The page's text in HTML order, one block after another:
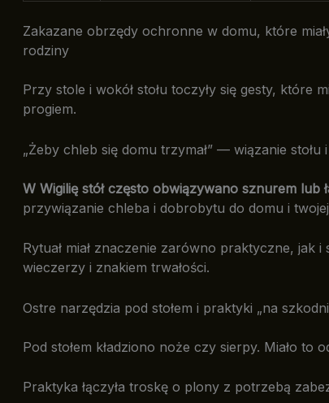
Zakazane obrzędy ochronne w domu, które
rodziny
Przy stole i wokół stołu toczyły się gesty, które
progiem.
„Żeby chleb się domu trzymał” — wiązanie stołu
W Wigilię stół często obwiązywano sznurem lub
przywiązanie chleba i dobrobytu do domu i
Rytuał miał znaczenie zarówno praktyczne, jak
wieczerzy i znakiem trwałości.
Ostre narzędzia pod stołem i praktyki „na
Pod stołem kładziono noże czy sierpy. Miało to
Praktyka łączyła troskę o plony z potrzebą